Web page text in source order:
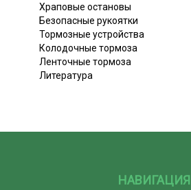
Храповые остановы
Безопасные рукоятки
Тормозные устройства
Колодочные тормоза
Ленточные тормоза
Литература
НАВИГАЦИЯ